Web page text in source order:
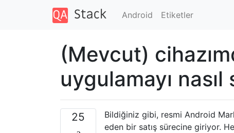
Android Etiketler
(Mevcut)
uygulamayı
25
Bildiğiniz gibi, resmi Android
eden bir satış sürecine giriyor.